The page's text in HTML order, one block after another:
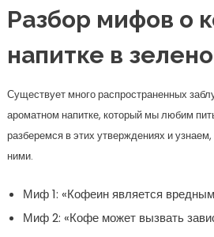
Разбор мифов о
напитке в
Существует много распространенных
ароматном напитке, который мы любим
разберемся в этих утверждениях и
ними.
Миф 1: «Кофеин является
Миф 2: «Кофе может вызвать